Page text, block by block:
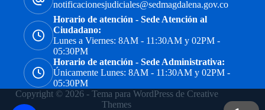
notificacionesjudiciales@sedmagdalena.gov.co
Horario de atención - Sede Atención al
Ciudadano:
Lunes a Viernes: 8AM - 11:30AM y 02PM -
05:30PM
Horario de atención - Sede Administrativa:
Únicamente Lunes: 8AM - 11:30AM y 02PM -
05:30PM
Copyright © 2026 - Tema para WordPress de Creative
Themes